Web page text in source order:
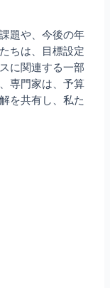
題や、今後の年
ちは、目標設定
に関連する一部
専門家は、予算
を共有し、私た